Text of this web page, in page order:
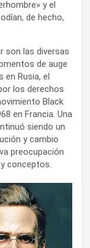
y el
de hecho,
son las diversas
de auge
en Rusia, el
los derechos
Black
en Francia. Una
siendo un
y cambio
preocupación
conceptos.